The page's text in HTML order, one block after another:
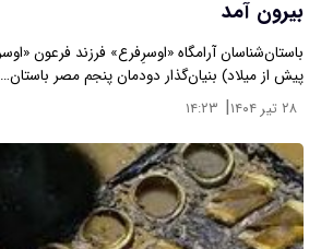
بیرون آمد
پیش از میلاد) بنیان‌گذار دودمان پنجم مصر باستان…
۲۸ تیر ۱۴۰۴ | ۱۴:۲۳